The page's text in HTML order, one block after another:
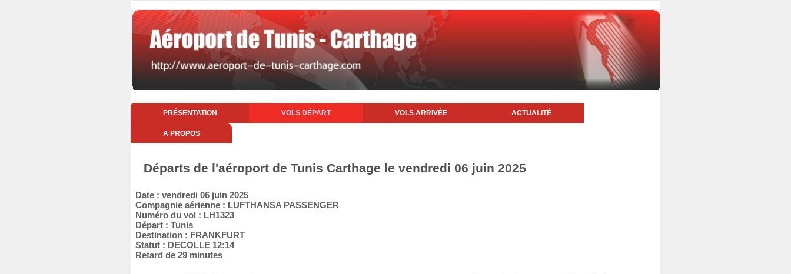
PRÉSENTATION VOLS DÉPART VOLS ARRIVÉE ACTUALITÉ
A PROPOS
Départs de l'aéroport de Tunis Carthage le vendredi 06 juin 2025
Date : vendredi 06 juin 2025
Compagnie aérienne : LUFTHANSA PASSENGER
Numéro du vol : LH1323
Départ : Tunis
Destination : FRANKFURT
Statut : DECOLLE 12:14
Retard de 29 minutes